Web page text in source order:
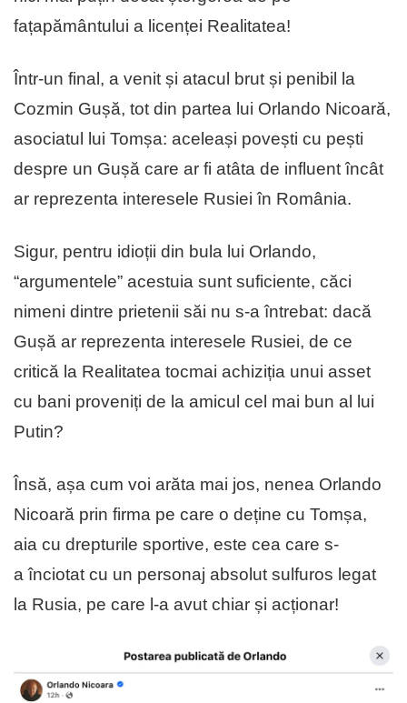
fațapământului a licenței Realitatea!
Într-un final, a venit și atacul brut și penibil la
Cozmin Gușă, tot din partea lui Orlando Nicoară,
asociatul lui Tomșa: aceleași povești cu pești
despre un Gușă care ar fi atâta de influent încât
ar reprezenta interesele Rusiei în România.
Sigur, pentru idioții din bula lui Orlando,
“argumentele” acestuia sunt suficiente, căci
nimeni dintre prietenii săi nu s-a întrebat: dacă
Gușă ar reprezenta interesele Rusiei, de ce
critică la Realitatea tocmai achiziția unui asset
cu bani proveniți de la amicul cel mai bun al lui
Putin?
Însă, așa cum voi arăta mai jos, nenea Orlando
Nicoară prin firma pe care o deține cu Tomșa,
aia cu drepturile sportive, este cea care s-
a înciotat cu un personaj absolut sulfuros legat
la Rusia, pe care l-a avut chiar și acționar!